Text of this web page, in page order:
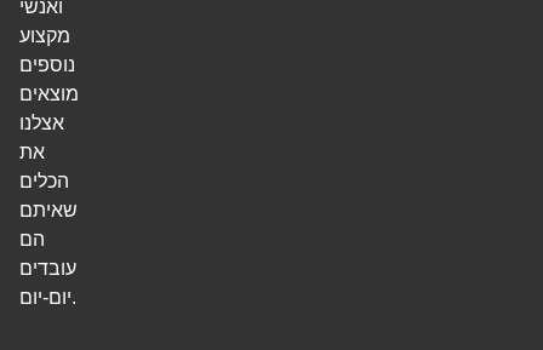
ואנשי
מקצוע
נוספים
מוצאים
אצלנו
את
הכלים
שאיתם
הם
עובדים
יום-יום.